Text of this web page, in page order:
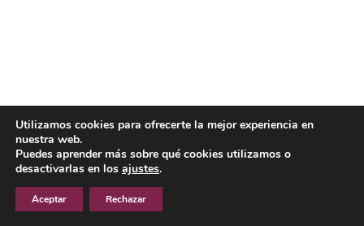
Utilizamos cookies para ofrecerte la mejor experiencia en
nuestra web.
Puedes aprender más sobre qué cookies utilizamos o
desactivarlas en los ajustes.
Aceptar Rechazar